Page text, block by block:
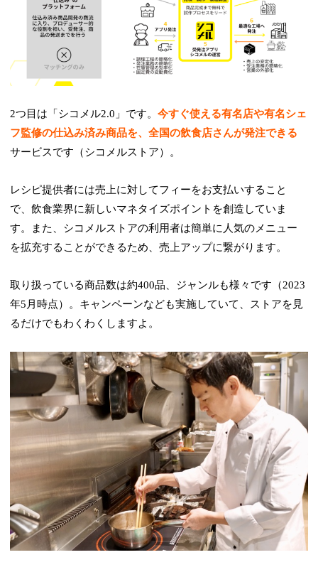
2つ目は「シコメル2.0」です。今すぐ使える有名店や有名シェ
フ監修の仕込み済み商品を、全国の飲食店さんが発注できる
サービスです（シコメルストア）。
レシピ提供者には売上に対してフィーをお支払いすること
で、飲食業界に新しいマネタイズポイントを創造していま
す。また、シコメルストアの利用者は簡単に人気のメニュー
を拡充することができるため、売上アップに繋がります。
取り扱っている商品数は約400品、ジャンルも様々です（2023
年5月時点）。キャンペーンなども実施していて、ストアを見
るだけでもわくわくしますよ。